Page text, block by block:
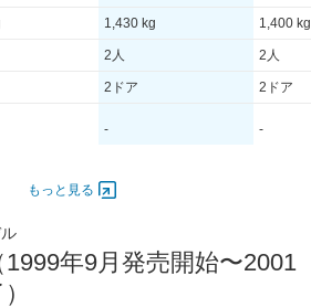
1,430 kg 1,400 kg
2人 2人
2ドア 2ドア
- -
7,300 195.00 [265]/ 6,800
- -
もっと見る
年9月発売開始〜2001